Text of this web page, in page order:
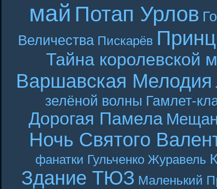
май Потап Урлов
Величества Пискарёв
Тайна королевской
Варшавская Мелодия
зелёной волны Гамлет-
Дорогая Памела
Ночь Святого
фанатки Гульченко Журавель
Здание ТЮЗ Маленький